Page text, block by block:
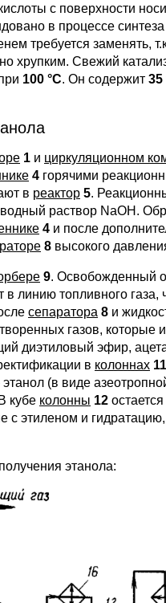
с поверхности
в процессе
требуется заменять,
хрупким. Свежий
100 °С. Он содержит 35
1 и циркуляционном
4 горячими
в реактор 5.
раствор NaOH.
4 и после
8 высокого
9. Освобожденный
в линию топливного газа,
сепаратора 8 и
газов, которые
диэтиловый эфир,
в колоннах 11
(в виде
кубе колонны 12
этиленом и гидратацию,
этанола: